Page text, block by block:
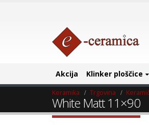
Akcija Klinker ploščice
Keramika Trgovina
White Matt 11×90